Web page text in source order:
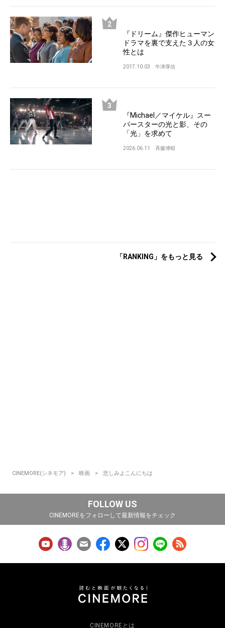
『ドリーム』傑作ヒューマン
ドラマを裏で支えた３人の女
性とは
2017.10.03 牛津厚信
『Michael／マイケル』スー
パースターの光と影、その
「光」を求めて
2026.06.11 斉藤博昭
「RANKING」をもっと見る
CINEMORE(シネモア) 映画 悲しみよこんにちは
FOLLOW US
CINEMOREをフォローして最新情報をチェック
CINEMOREとは